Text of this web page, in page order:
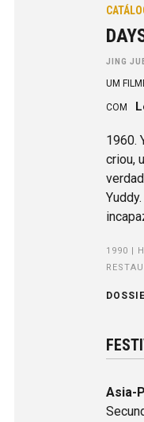
JING
UM
COM
1960.
criou,
1990 |
Asia-